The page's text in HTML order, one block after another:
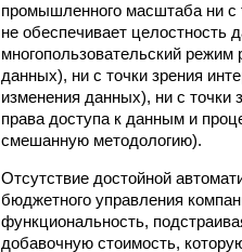
промышленного масштаба ни с
не обеспечивает целостность
многопользовательский
данных), ни с точки зрения
изменения данных), ни с точки
права доступа к данным и
смешанную методологию).
Отсутствие достойной
бюджетного управления
функциональность,
добавочную стоимость,